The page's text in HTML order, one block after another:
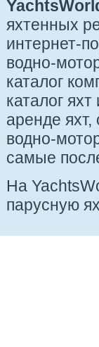
яхтенных
интернет-
водно-
каталог
каталог
аренде
водно-
самые
На
парусную